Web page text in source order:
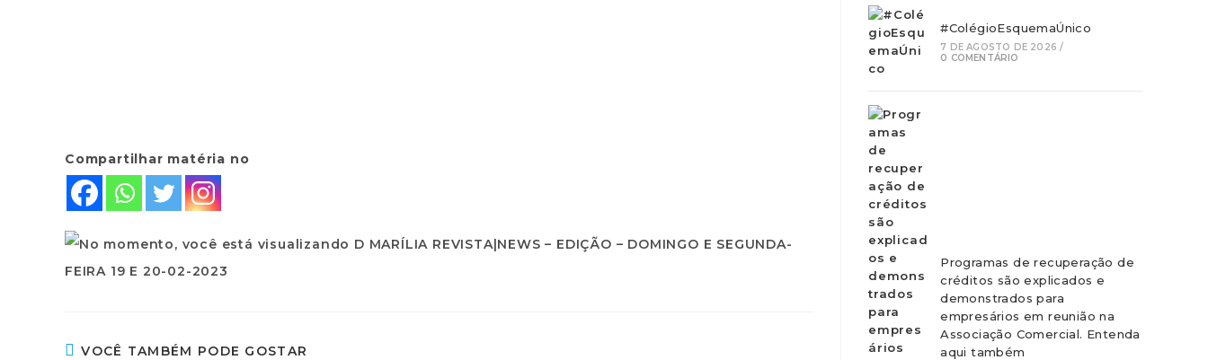
Compartilhar matéria no
VOCÊ TAMBÉM PODE GOSTAR
#ColégioEsquemaÚnico
7 DE AGOSTO DE 2026 /
0 COMENTÁRIO
Programas de recuperação de
créditos são explicados e
demonstrados para
empresários em reunião na
Associação Comercial. Entenda
aqui também